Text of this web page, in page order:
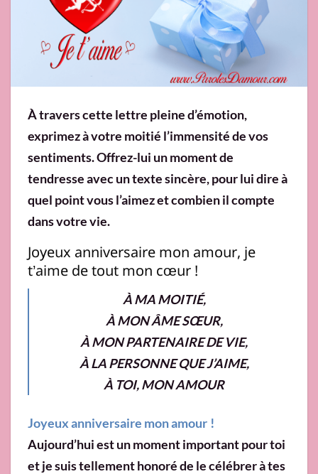
À travers cette lettre pleine d’émotion,
exprimez à votre moitié l’immensité de vos
sentiments. Offrez-lui un moment de
tendresse avec un texte sincère, pour lui dire à
quel point vous l’aimez et combien il compte
dans votre vie.
Joyeux anniversaire mon amour, je
t’aime de tout mon cœur !
À MA MOITIÉ,
À MON ÂME SŒUR,
À MON PARTENAIRE DE VIE,
À LA PERSONNE QUE J’AIME,
À TOI, MON AMOUR
Joyeux anniversaire mon amour !
Aujourd’hui est un moment important pour toi
et je suis tellement honoré de le célébrer à tes